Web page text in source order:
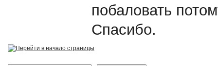
побаловать
Спасибо.